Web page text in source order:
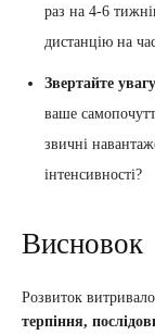
раз на 4-6
дистанцію на
Звертайте
ваше
звичні
інтенсивності?
Висновок
Розвиток
терпіння,